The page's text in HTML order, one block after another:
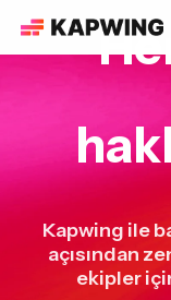
Kapwing ile
açısından
ekipler